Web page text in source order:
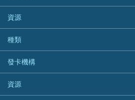
稅季/稅務貸款
網上貸款
結餘轉戶(清卡數貸款)
銀行貸款
財務公司貸款
免入息貸款
免TU貸款
BEA 東亞銀行
BOC 中國銀行
Cashing Pro 優尚信貸
CCB(Asia) 中國建設銀行 (亞洲)
Citibank 花旗銀行
CNCBI 信銀國際
資源
如何申請個人貸款
如何管理個人貸款
個人貸款有用資訊
清卡數貸款教學
循環貸款教學
種類
網購優惠
精選外幣網購信用卡
尊尚信用卡
發卡機構
Citibank花旗銀行
AE美國運通
資源